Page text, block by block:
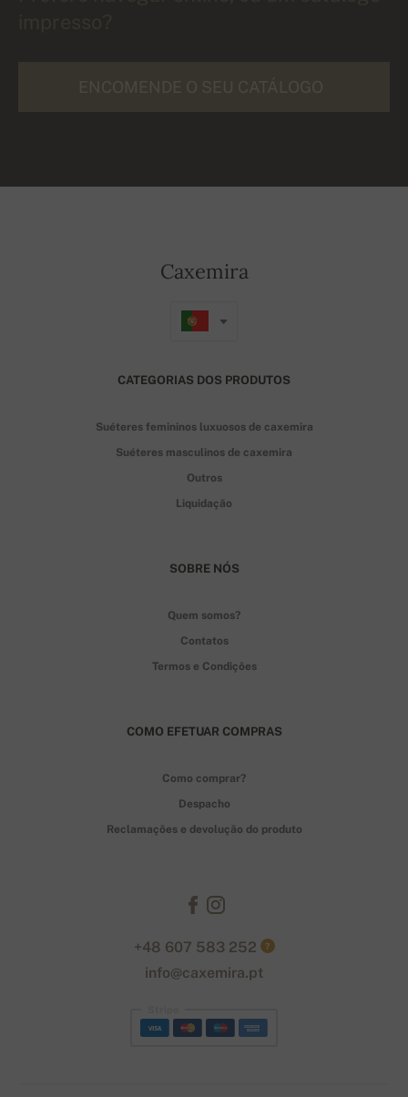
Caxemira
CATEGORIAS DOS PRODUTOS
Suéteres femininos luxuosos de caxemira
Suéteres masculinos de caxemira
Outros
Liquidação
SOBRE NÓS
Quem somos?
Contatos
Termos e Condições
COMO EFETUAR COMPRAS
Como comprar?
Despacho
Reclamações e devolução do produto
+48 607 583 252 ?
info@caxemira.pt